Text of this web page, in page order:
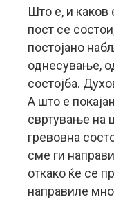
Што е, и каков
пост се
постојано
однесување,
состојба.
А што е
свртување на
гревовна
сме ги
откако ќе се
направиле